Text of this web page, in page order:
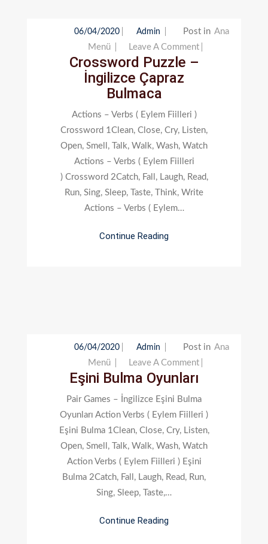
06/04/2020 Admin Post in Ana
Menü
Leave A Comment
Crossword Puzzle –
İngilizce Çapraz
Bulmaca
Actions – Verbs ( Eylem Fiilleri )
Crossword 1Clean, Close, Cry, Listen,
Open, Smell, Talk, Walk, Wash, Watch
Actions – Verbs ( Eylem Fiilleri
) Crossword 2Catch, Fall, Laugh, Read,
Run, Sing, Sleep, Taste, Think, Write
Actions – Verbs ( Eylem…
Continue Reading
06/04/2020 Admin Post in Ana
Menü
Leave A Comment
Oyunları
Eşini Bulma Oyunları
Pair Games – İngilizce Eşini Bulma
Oyunları Action Verbs ( Eylem Fiilleri )
Eşini Bulma 1Clean, Close, Cry, Listen,
Open, Smell, Talk, Walk, Wash, Watch
Action Verbs ( Eylem Fiilleri ) Eşini
Bulma 2Catch, Fall, Laugh, Read, Run,
Sing, Sleep, Taste,…
Continue Reading